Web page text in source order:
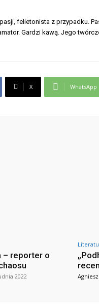
felietonista z przypadku.
Gardzi kawą. Jego
X WhatsApp
– reporter o
2022